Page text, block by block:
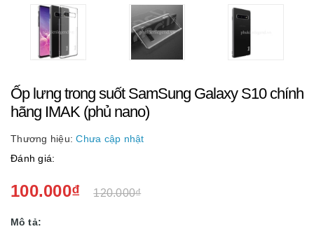
Ốp lưng trong suốt SamSung Galaxy S10 chính
hãng IMAK (phủ nano)
Thương hiệu: Chưa cập nhật
Đánh giá:
100.000₫ 120.000₫
Mô tả: